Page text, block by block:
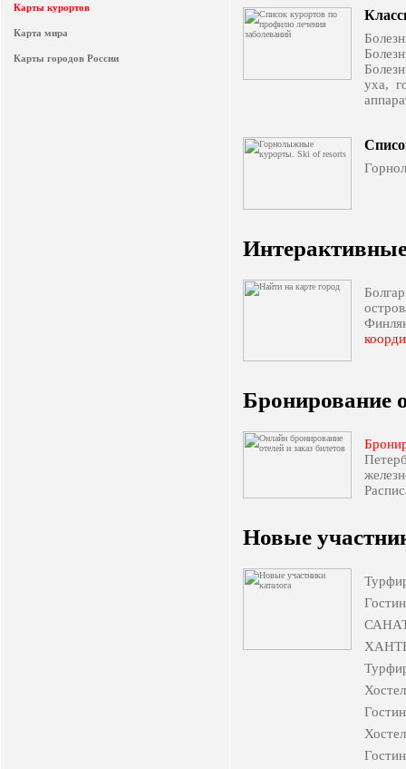
Карты курортов
Карта мира
Карты городов России
уха,
Бронирование
Новые